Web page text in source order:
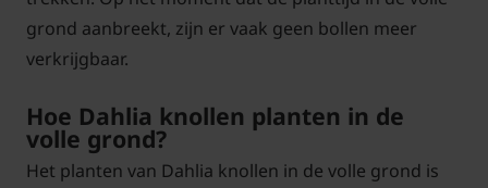
grond aanbreekt, zijn er vaak geen bollen meer
verkrijgbaar.
Hoe Dahlia knollen planten in de
volle grond?
Het planten van Dahlia knollen in de volle grond is